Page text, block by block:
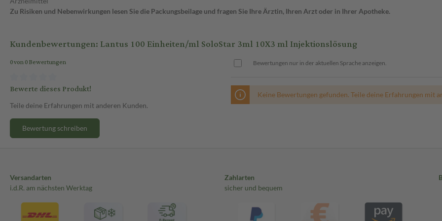
Zu Risiken und Nebenwirkungen lesen Sie die Packungsbeilage und fragen Sie Ihre Ärztin, Ihren Arzt oder in Ihrer Apotheke.
Kundenbewertungen: Lantus 100 Einheiten/ml SoloStar 3ml 10X3 ml Injektionslösung
0 von 0 Bewertungen
Bewerte dieses Produkt!
Teile deine Erfahrungen mit anderen Kunden.
Bewertung schreiben
Bewertungen nur in der aktuellen Sprache anzeigen.
Keine Bewertungen gefunden. Teile deine Erfahrungen mit
Versandarten
i.d.R. am nächsten Werktag
Zahlarten
sicher und bequem